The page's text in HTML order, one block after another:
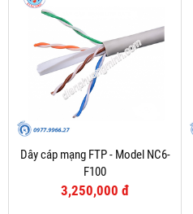
Dây cáp mạng FTP - Model NC6-
F100
3,250,000 đ